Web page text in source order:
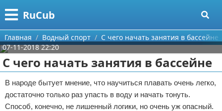
RuCub
Меню
Главная
Категории
Аэробика
Разное про спорт
Поиск
О проекте
Главная Водный спорт
С чего начать занятия в бассейне
07-11-2018 22:20
С чего начать занятия в бассейне
В народе бытует мнение, что научиться плавать очень легко,
достаточно только раз упасть в воду и начать тонуть.
Способ, конечно, не лишенный логики, но очень уж опасный.